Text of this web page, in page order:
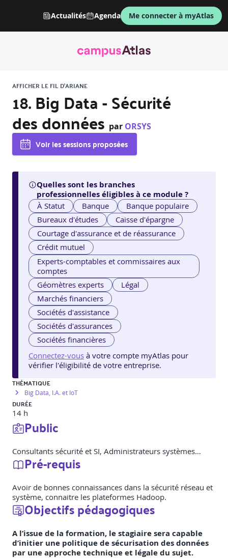
Actualités Agenda Me connecter à myAtlas
AFFICHER LE FIL D'ARIANE
18. Big Data - Sécurité
des données par ORSYS
Voir les sessions proposées
Quelles sont les branches
professionnelles éligibles à ce module ?
À Statut Banque
Banque populaire
Bureaux d'études
Caisse d'épargne
Courtage d'assurance et de réassurance
Crédit mutuel
Experts-comptables et commissaires aux
comptes
Géomètres experts
Légal
Marchés financiers
Sociétés d'assistance
Sociétés d'assurances
Sociétés financières
Connectez-vous à votre compte myAtlas pour
vérifier l'éligibilité de votre entreprise.
THÉMATIQUE
Big Data, I.A. et IoT
DURÉE
14 h
Public
Consultants sécurité et SI, Administrateurs systèmes…
Pré-requis
Avoir de bonnes connaissances dans la sécurité réseau et
système, connaitre les plateformes Hadoop.
Objectifs pédagogiques
A l’issue de la formation, le stagiaire sera capable
d’initier une politique de sécurisation des données
par une approche technique et légale du sujet.